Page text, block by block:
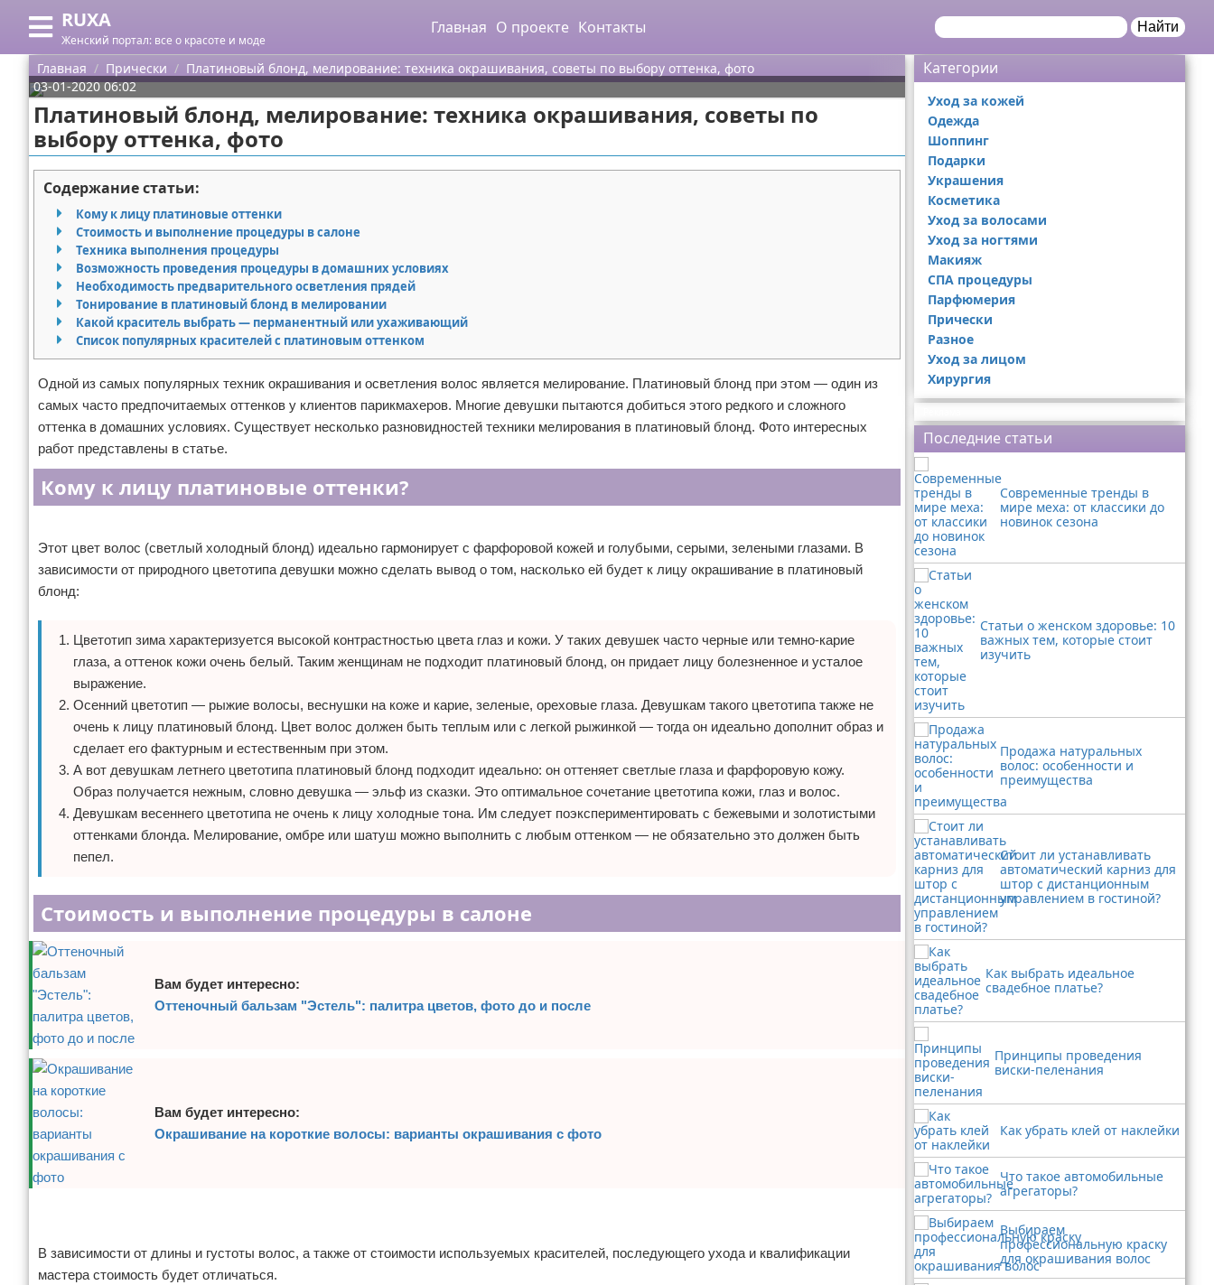
RUXA
Женский портал: все о красоте и моде
Главная О проекте Контакты Найти
Меню
Главная
Категории
Уход за кожей
Одежда
Шоппинг
Подарки
Украшения
Косметика
Уход за волосами
Уход за ногтями
Макияж
СПА процедуры
Парфюмерия
Прически
Разное
Уход за лицом
Хирургия
Поиск
О проекте
Контакты
Сотрудничество
Размещение рекламы
Для правообладателей
Условия предоставления информации
Отказ от ответственности
Главная Прически
Платиновый блонд, мелирование: техника окрашивания, советы по выбору оттенка, фото
03-01-2020 06:02
Платиновый блонд, мелирование: техника окрашивания, советы по
выбору оттенка, фото
Содержание статьи:
Кому к лицу платиновые оттенки
Стоимость и выполнение процедуры в салоне
Техника выполнения процедуры
Возможность проведения процедуры в домашних условиях
Необходимость предварительного осветления прядей
Тонирование в платиновый блонд в мелировании
Какой краситель выбрать — перманентный или ухаживающий
Список популярных красителей с платиновым оттенком
Одной из самых популярных техник окрашивания и осветления волос является мелирование. Платиновый блонд при этом — один из
самых часто предпочитаемых оттенков у клиентов парикмахеров. Многие девушки пытаются добиться этого редкого и сложного
оттенка в домашних условиях. Существует несколько разновидностей техники мелирования в платиновый блонд. Фото интересных
работ представлены в статье.
Кому к лицу платиновые оттенки?
Этот цвет волос (светлый холодный блонд) идеально гармонирует с фарфоровой кожей и голубыми, серыми, зелеными глазами. В
зависимости от природного цветотипа девушки можно сделать вывод о том, насколько ей будет к лицу окрашивание в платиновый
блонд:
Цветотип зима характеризуется высокой контрастностью цвета глаз и кожи. У таких девушек часто черные или темно-карие
глаза, а оттенок кожи очень белый. Таким женщинам не подходит платиновый блонд, он придает лицу болезненное и усталое
выражение.
Осенний цветотип — рыжие волосы, веснушки на коже и карие, зеленые, ореховые глаза. Девушкам такого цветотипа также не
очень к лицу платиновый блонд. Цвет волос должен быть теплым или с легкой рыжинкой — тогда он идеально дополнит образ и
сделает его фактурным и естественным при этом.
А вот девушкам летнего цветотипа платиновый блонд подходит идеально: он оттеняет светлые глаза и фарфоровую кожу.
Образ получается нежным, словно девушка — эльф из сказки. Это оптимальное сочетание цветотипа кожи, глаз и волос.
Девушкам весеннего цветотипа не очень к лицу холодные тона. Им следует поэкспериментировать с бежевыми и золотистыми
оттенками блонда. Мелирование, омбре или шатуш можно выполнить с любым оттенком — не обязательно это должен быть
пепел.
Стоимость и выполнение процедуры в салоне
Вам будет интересно:
Оттеночный бальзам "Эстель": палитра цветов, фото до и после
Вам будет интересно:
Окрашивание на короткие волосы: варианты окрашивания с фото
В зависимости от длины и густоты волос, а также от стоимости используемых красителей, последующего ухода и квалификации
мастера стоимость будет отличаться.
Категории
Уход за кожей
Одежда
Шоппинг
Подарки
Украшения
Косметика
Уход за волосами
Уход за ногтями
Макияж
СПА процедуры
Парфюмерия
Прически
Разное
Уход за лицом
Хирургия
Последние статьи
Современные тренды в
мире меха: от классики до
новинок сезона
Статьи о женском здоровье: 10
важных тем, которые стоит
изучить
Продажа натуральных
волос: особенности и
преимущества
Стоит ли устанавливать
автоматический карниз для
штор с дистанционным
управлением в гостиной?
Как выбрать идеальное
свадебное платье?
Принципы проведения
виски-пеленания
Как убрать клей от наклейки
Что такое автомобильные
агрегаторы?
Выбираем
профессиональную краску
для окрашивания волос